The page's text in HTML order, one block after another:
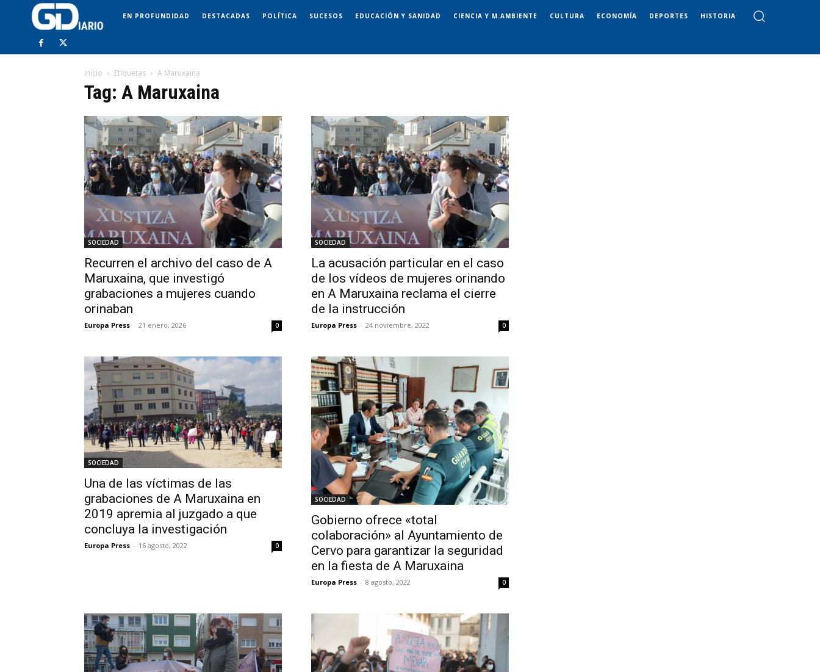
EN PROFUNDIDAD DESTACADAS POLÍTICA SUCESOS EDUCACIÓN Y SANIDAD CIENCIA Y M.AMBIENTE CULTURA ECONOMÍA DEPORTES HISTORIA
Inicio Etiquetas A Maruxaina
Tag: A Maruxaina
SOCIEDAD
Recurren el archivo del caso de A
Maruxaina, que investigó
grabaciones a mujeres cuando
orinaban
Europa Press - 21 enero, 2026 0
SOCIEDAD
La acusación particular en el caso
de los vídeos de mujeres orinando
en A Maruxaina reclama el cierre
de la instrucción
Europa Press - 24 noviembre, 2022 0
SOCIEDAD
Una de las víctimas de las
grabaciones de A Maruxaina en
2019 apremia al juzgado a que
concluya la investigación
Europa Press - 16 agosto, 2022 0
SOCIEDAD
Gobierno ofrece «total
colaboración» al Ayuntamiento de
Cervo para garantizar la seguridad
en la fiesta de A Maruxaina
Europa Press - 8 agosto, 2022 0